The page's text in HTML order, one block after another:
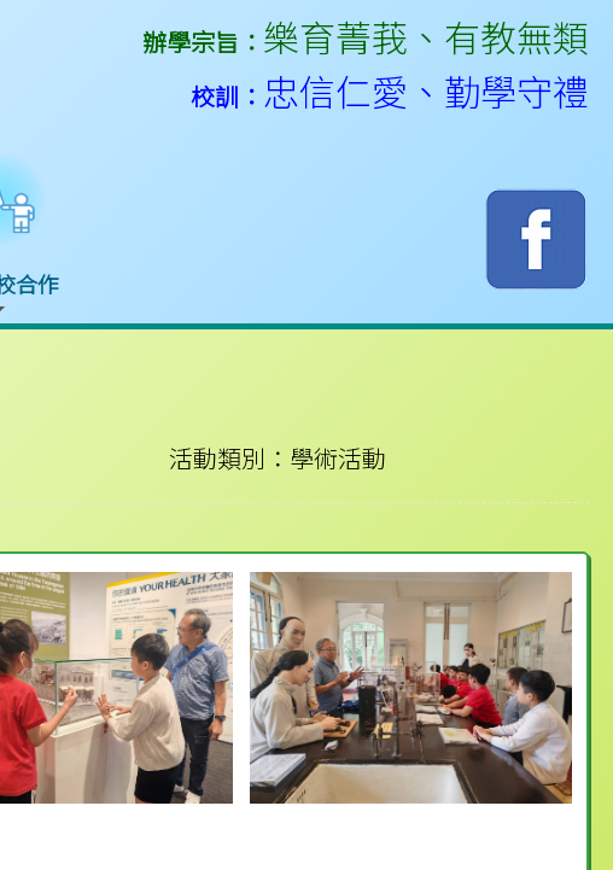
辦學宗旨： 樂育菁莪 、 有教無類
校訓： 忠信仁愛 、 勤學守禮
合作
活動類別：學術活動